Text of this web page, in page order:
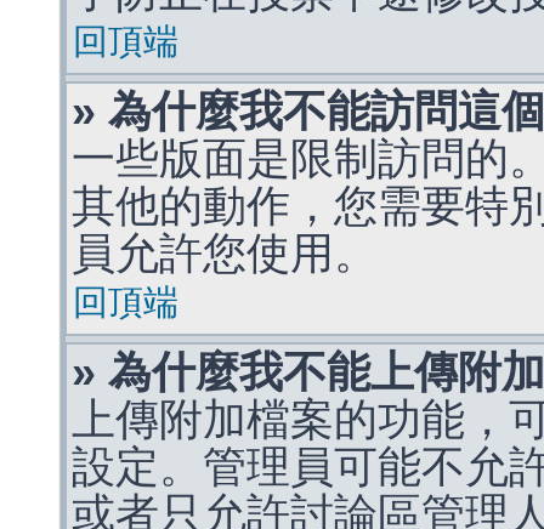
回頂端
» 為什麼我不能訪問這
一些版面是限制訪問的
其他的動作，您需要特
員允許您使用。
回頂端
» 為什麼我不能上傳附
上傳附加檔案的功能，
設定。管理員可能不允
或者只允許討論區管理